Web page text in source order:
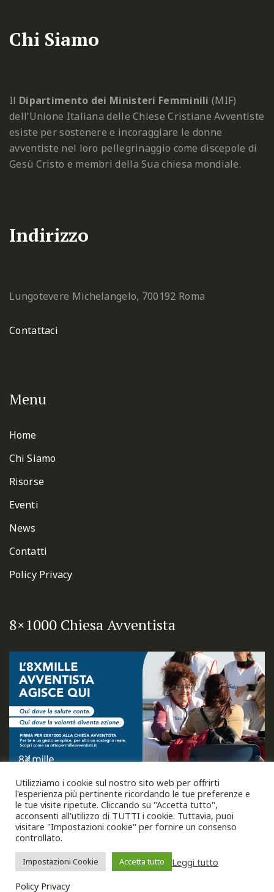
Chi Siamo
Il Dipartimento dei Ministeri Femminili (MIF)
dell’Unione Italiana delle Chiese Cristiane Avventiste
esiste per sostenere e incoraggiare le donne
avventiste nel loro pellegrinaggio come discepole di
Gesù Cristo e membri della Sua chiesa mondiale.
Indirizzo
Lungotevere Michelangelo, 700192 Roma
Contattaci
Menu
Home
Chi Siamo
Risorse
Eventi
News
Contatti
Policy Privacy
8×1000 Chiesa Avventista
Copyright © 2026
Unione Italiana Chiese Cristiane
Avventiste del Settimo Giorno
Utilizziamo i cookie sul nostro sito web per offrirti
l'esperienza più pertinente ricordando le tue preferenze e
le tue visite ripetute. Cliccando su "Accetta tutto",
acconsenti all'utilizzo di TUTTI i cookie. Tuttavia, puoi
visitare "Impostazioni cookie" per fornire un consenso
controllato.
Impostazioni Cookie Accetta tutto
Leggi tutto
Policy Privacy